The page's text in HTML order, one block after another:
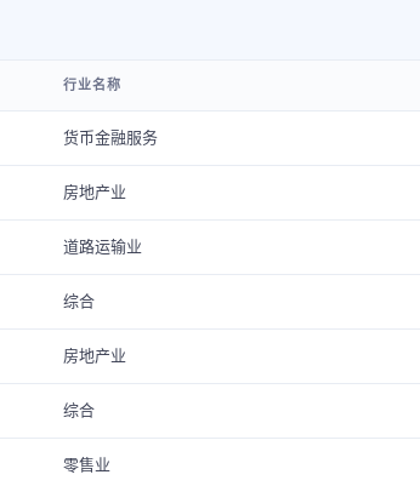
行业名称
货币金融服务
房地产业
道路运输业
综合
房地产业
综合
零售业